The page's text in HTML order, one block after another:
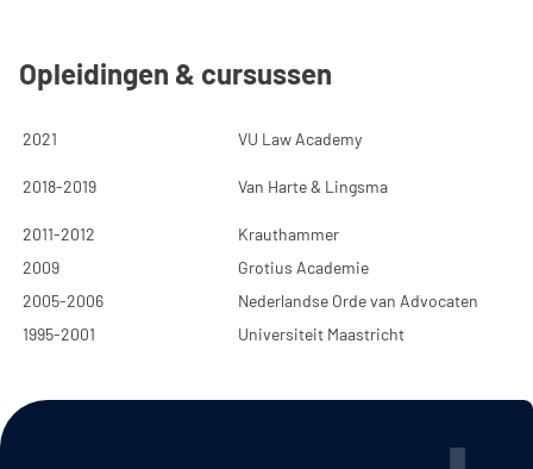
Opleidingen & cursussen
2021 VU Law Academy
2018-2019 Van Harte & Lingsma
2011-2012
Krauthammer
2009
Grotius Academie
2005-2006
Nederlandse Orde van Advocaten
1995-2001
Universiteit Maastricht